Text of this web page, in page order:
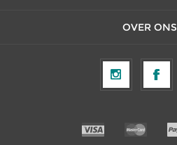
OVER ONS